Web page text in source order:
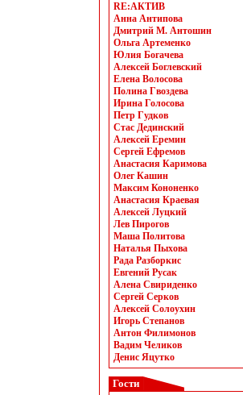
RE:АКТИВ
Анна Антипова
Дмитрий М. Антошин
Ольга Артеменко
Юлия Богачева
Алексей Боглевский
Елена Волосова
Полина Гвоздева
Ирина Голосова
Петр Гудков
Стас Дединский
Алексей Еремин
Сергей Ефремов
Анастасия Каримова
Олег Кашин
Максим Кононенко
Анастасия Краевая
Алексей Луцкий
Лев Пирогов
Маша Политова
Наталья Пыхова
Рада Разборкис
Евгений Русак
Алена Свириденко
Сергей Серков
Алексей Солоухин
Игорь Степанов
Антон Филимонов
Вадим Челиков
Денис Яцутко
Гости